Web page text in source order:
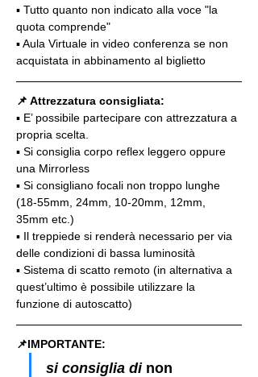
▪️ Tutto quanto non indicato alla voce "la
quota comprende"
▪️ Aula Virtuale in video conferenza se non
acquistata in abbinamento al biglietto
📌 Attrezzatura consigliata:
▪️ E’ possibile partecipare con attrezzatura a
propria scelta.
▪️ Si consiglia corpo reflex leggero oppure
una Mirrorless
▪️ Si consigliano focali non troppo lunghe
(18-55mm, 24mm, 10-20mm, 12mm,
35mm etc.)
▪️ Il treppiede si renderà necessario per via
delle condizioni di bassa luminosità
▪️ Sistema di scatto remoto (in alternativa a
quest’ultimo è possibile utilizzare la
funzione di autoscatto)
📌IMPORTANTE:
si consiglia di non